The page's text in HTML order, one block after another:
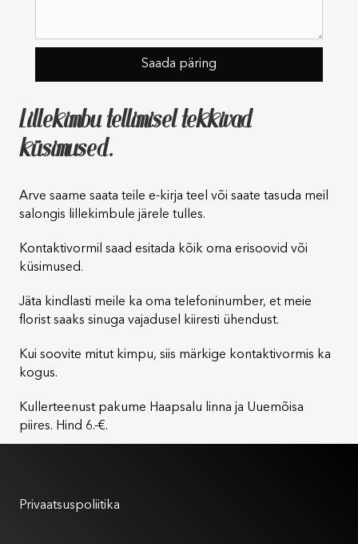
Lillekimbu tellimisel tekkivad
küsimused.
Arve saame saata teile e-kirja teel või saate tasuda meil
salongis lillekimbule järele tulles.
Kontaktivormil saad esitada kõik oma erisoovid või
küsimused.
Jäta kindlasti meile ka oma telefoninumber, et meie
florist saaks sinuga vajadusel kiiresti ühendust.
Kui soovite mitut kimpu, siis märkige kontaktivormis ka
kogus.
Kullerteenust pakume Haapsalu linna ja Uuemõisa
piires. Hind 6.-€.
Privaatsuspoliitika